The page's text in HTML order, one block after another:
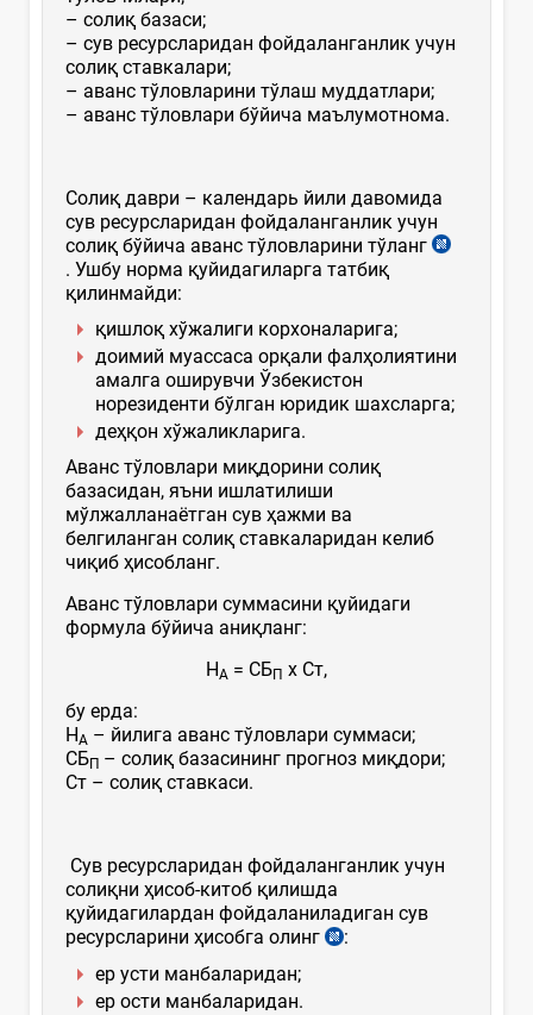
– солиқ базаси;
– сув ресурсларидан фойдаланганлик учун
солиқ ставкалари;
– аванс тўловларини тўлаш муддатлари;
– аванс тўловлари бўйича маълумотнома.
Солиқ даври – календарь йили давомида
сув ресурсларидан фойдаланганлик учун
солиқ бўйича аванс тўловларини тўланг
. Ушбу норма қуйидагиларга татбиқ
қилинмайди:
қишлоқ хўжалиги корхоналарига;
доимий муассаса орқали фалҳолиятини
амалга оширувчи Ўзбекистон
норезиденти бўлган юридик шахсларга;
деҳқон хўжаликларига.
Аванс тўловлари миқдорини солиқ
базасидан, яъни ишлатилиши
мўлжалланаётган сув ҳажми ва
белгиланган солиқ ставкаларидан келиб
чиқиб ҳисобланг.
Аванс тўловлари суммасини қуйидаги
формула бўйича аниқланг:
НА = СБП х Ст,
бу ерда:
НА – йилига аванс тўловлари суммаси;
СБП – солиқ базасининг прогноз миқдори;
Ст – солиқ ставкаси.
Сув ресурсларидан фойдаланганлик учун
солиқни ҳисоб-китоб қилишда
қуйидагилардан фойдаланиладиган сув
ресурсларини ҳисобга олинг
:
ер усти манбаларидан;
ер ости манбаларидан.